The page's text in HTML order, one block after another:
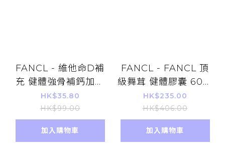
FANCL - 維他命D補
充 健體強骨補鈣加鎂
150粒 30日(平行進口)
鈣片
HK$35.80
HK$99.00
加入購物車
FANCL - FANCL 頂
級舞茸 健體膠囊 60粒
(30日)(平行進口)
HK$235.00
HK$406.00
加入購物車